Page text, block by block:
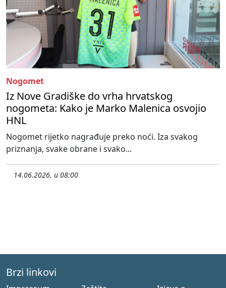
Nogomet
Iz Nove Gradiške do vrha hrvatskog
nogometa: Kako je Marko Malenica osvojio
HNL
Nogomet rijetko nagrađuje preko noći. Iza svakog
priznanja, svake obrane i svako...
14.06.2026. u 08:00
Brzi linkovi